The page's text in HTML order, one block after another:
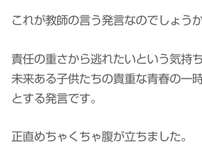
これが教師の言う発言なのでしょう
責任の重さから逃れたいという気持
未来ある子供たちの貴重な青春の一
とする発言です。
正直めちゃくちゃ腹が立ちました。